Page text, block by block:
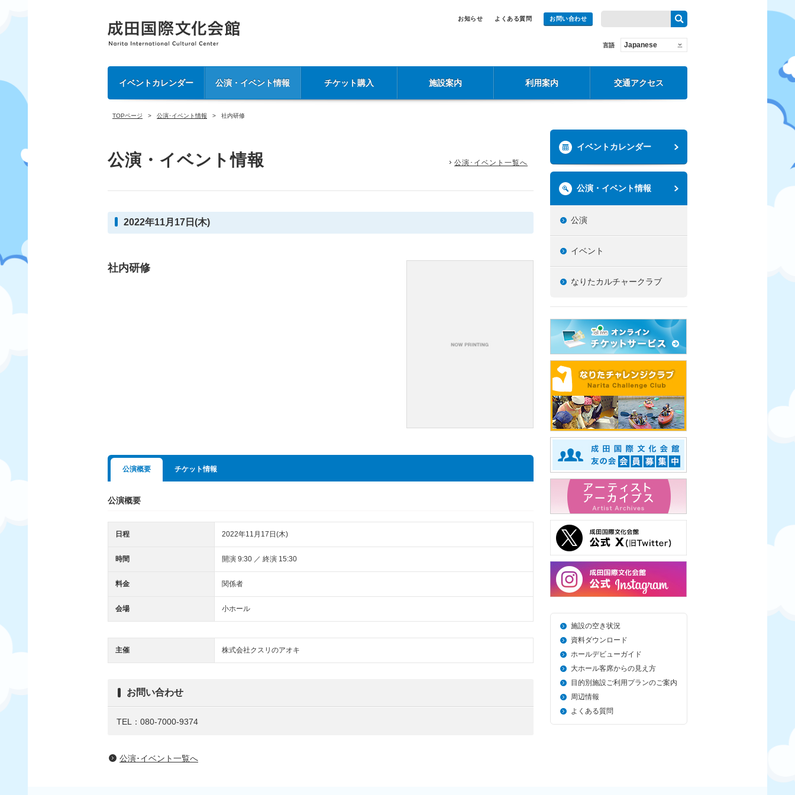
お知らせ よくある質問 お問い合わせ
言語 Japanese
イベントカレンダー 公演・イベント情報 チケット購入 施設案内 利用案内 交通アクセス
TOPページ 公演･イベント情報 社内研修
公演・イベント情報 公演･イベント一覧へ
2022年11月17日(木)
社内研修
公演概要 チケット情報
公演概要
日程 2022年11月17日(木)
時間 開演 9:30 ／ 終演 15:30
料金 関係者
会場 小ホール
主催 株式会社クスリのアオキ
お問い合わせ
TEL：080-7000-9374
公演･イベント一覧へ
イベントカレンダー
公演・イベント情報
公演
イベント
なりたカルチャークラブ
施設の空き状況
資料ダウンロード
ホールデビューガイド
大ホール客席からの見え方
目的別施設ご利用プランのご案内
周辺情報
よくある質問